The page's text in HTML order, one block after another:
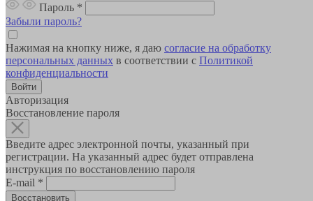
Пароль *
Забыли пароль?
Нажимая на кнопку ниже, я даю согласие на обработку
персональных данных в соответствии с Политикой
конфиденциальности
Авторизация
Восстановление пароля
Введите адрес электронной почты, указанный при
регистрации. На указанный адрес будет отправлена
инструкция по восстановлению пароля
E-mail *